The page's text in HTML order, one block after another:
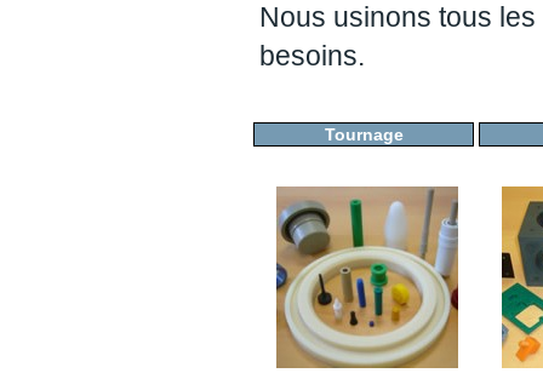
Nous usinons tous
besoins.
Tournage